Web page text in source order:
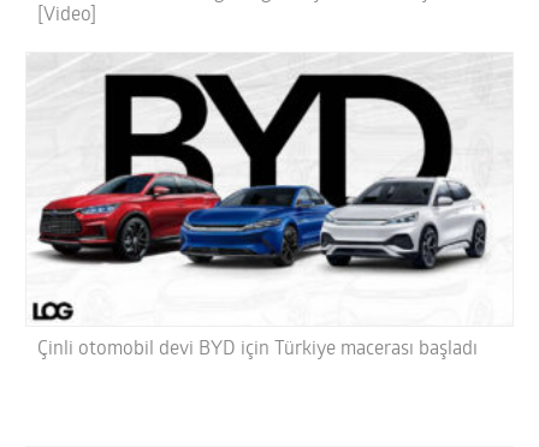
[Video]
Çinli otomobil devi BYD için Türkiye macerası başladı